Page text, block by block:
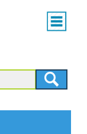
Main
menu